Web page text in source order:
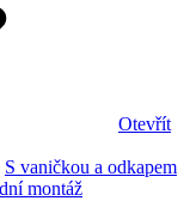
Otevřít
S vaničkou a odkapem
montáž